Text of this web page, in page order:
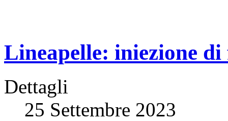
Lineapelle: iniezione
Dettagli
25 Settembre 2023